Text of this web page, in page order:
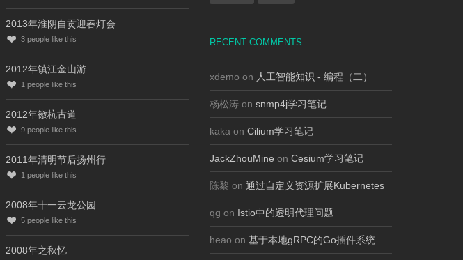
2013年淮阴自贡迎春灯会
3 people like this
2012年镇江金山游
1 people like this
2012年徽杭古道
9 people like this
2011年清明节后扬州行
1 people like this
2008年十一云龙公园
5 people like this
2008年之秋忆
RECENT COMMENTS
xdemo on 人工智能知识 - 编程（二）
杨松涛 on snmp4j学习笔记
kaka on Cilium学习笔记
JackZhouMine on Cesium学习笔记
陈黎 on 通过自定义资源扩展Kubernetes
qg on Istio中的透明代理问题
heao on 基于本地gRPC的Go插件系统